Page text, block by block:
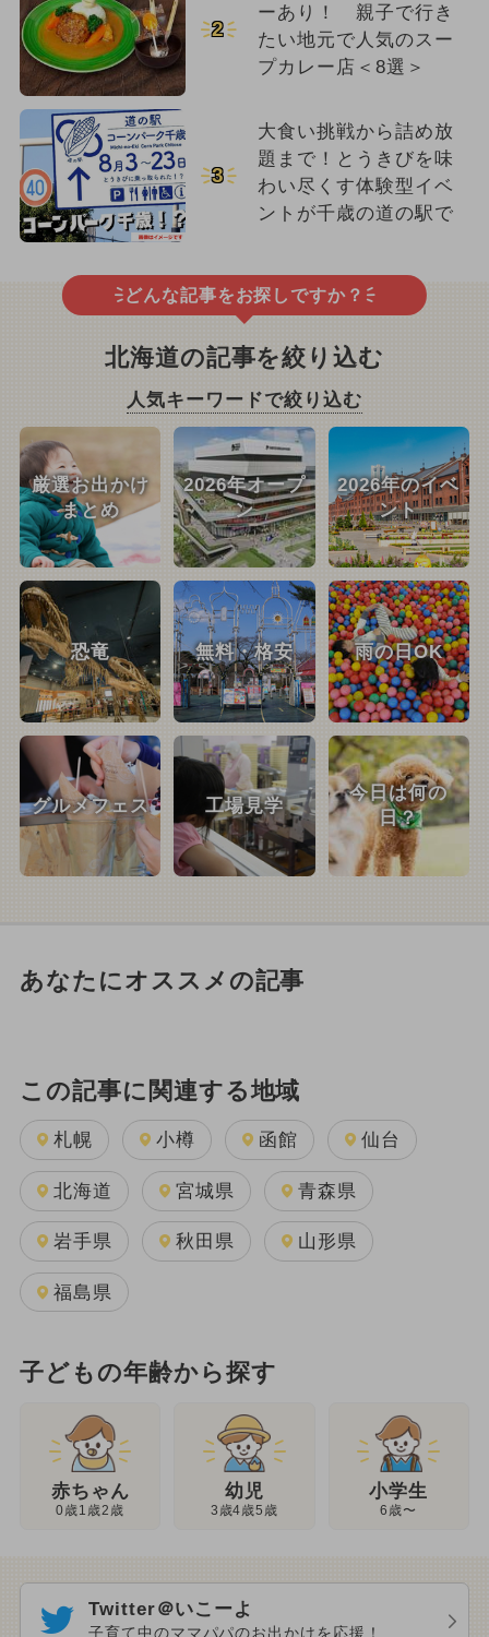
2
ーあり！ 親子で行き
たい地元で人気のスー
プカレー店＜8選＞
3
大食い挑戦から詰め放
題まで！とうきびを味
わい尽くす体験型イベ
ントが千歳の道の駅で
どんな記事をお探しですか？
北海道の記事を絞り込む
人気キーワードで絞り込む
厳選お出かけ
まとめ
2026年オープ
ン
2026年のイベ
ント
恐竜 無料・格安 雨の日OK
グルメフェス 工場見学
今日は何の
日？
あなたにオススメの記事
この記事に関連する地域
札幌 小樽 函館 仙台
北海道 宮城県 青森県
岩手県 秋田県 山形県
福島県
子どもの年齢から探す
赤ちゃん
0歳1歳2歳
幼児
3歳4歳5歳
小学生
6歳〜
Twitter＠いこーよ
子育て中のママパパのお出かけを応援！